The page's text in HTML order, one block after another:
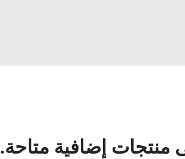
إضافية متاحة.